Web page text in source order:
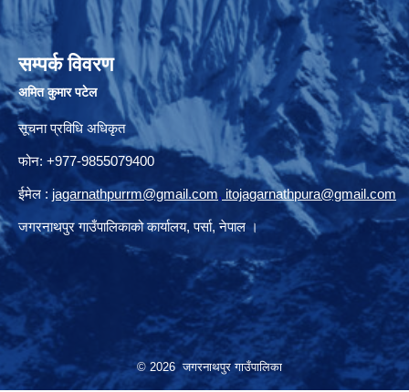
सम्पर्क विवरण
अमित कुमार पटेल
सूचना प्रविधि अधिकृत
फोन: +977-9855079400
ईमेल : jagarnathpurrm@gmail.com, itojagarnathpura@gmail.com
जगरनाथपुर गाउँपालिकाको कार्यालय, पर्सा, नेपाल ।
© 2026 जगरनाथपुर गाउँपालिका